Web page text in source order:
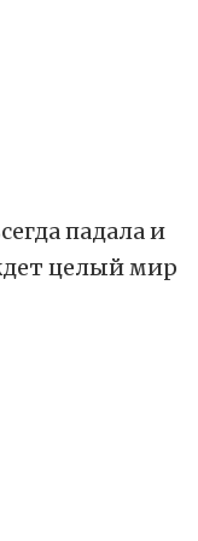
падала и
целый мир